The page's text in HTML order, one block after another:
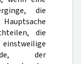
die
die
der